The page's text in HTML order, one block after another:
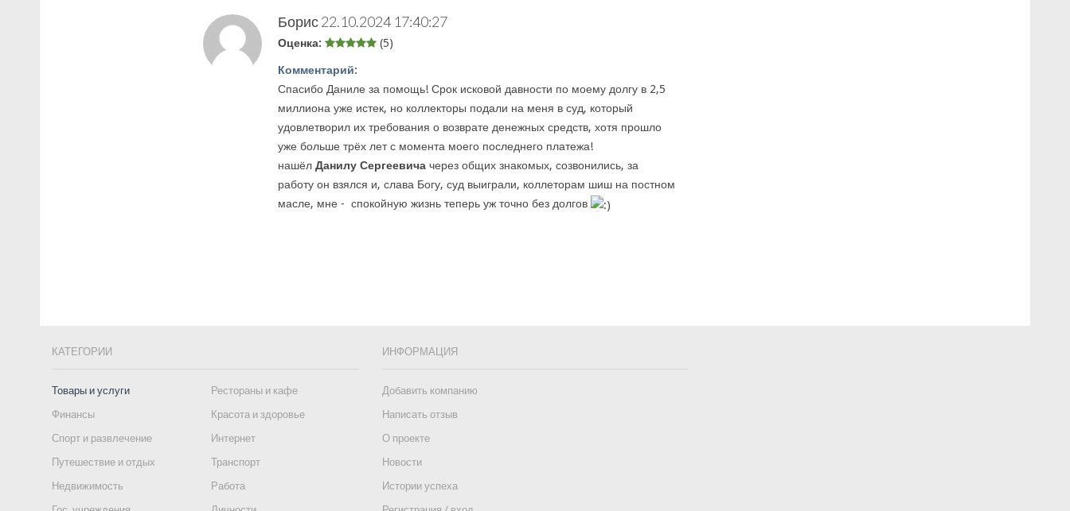
Борис22.10.2024 17:40:27
Оценка: (5)
Комментарий:
Спасибо Даниле за помощь! Срок исковой давности по моему долгу в 2,5
миллиона уже истек, но коллекторы подали на меня в суд, который
удовлетворил их требования о возврате денежных средств, хотя прошло
уже больше трёх лет с момента моего последнего платежа!
нашёл Данилу Сергеевича через общих знакомых, созвонились, за
работу он взялся и, слава Богу, суд выиграли, коллеторам шиш на постном
масле, мне - спокойную жизнь теперь уж точно без долгов
КАТЕГОРИИ
Товары и услуги
Рестораны и кафе
Финансы
Красота и здоровье
Спорт и развлечение
Интернет
Путешествие и отдых
Транспорт
Недвижимость
Работа
ИНФОРМАЦИЯ
Добавить компанию
Написать отзыв
О проекте
Новости
Истории успеха